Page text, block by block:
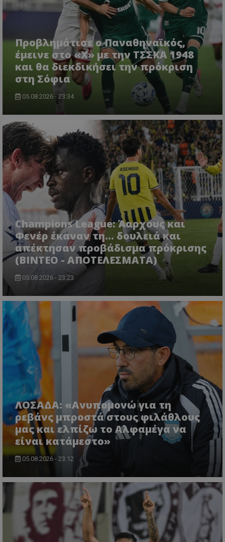
Προβλημάτισε ο Παναθηναϊκός,
έμεινε στο «Χ» με την ΤΣΣΚΑ 1948
και θα διεκδικήσει την πρόκριση
στη Σόφια
05.08.2026 - 23:34
Champions League: Άαρχους και
Φενέρ έκαναν τη... δουλειά και
απέκτησαν προβάδισμα πρόκρισης
(ΒΙΝΤΕΟ - ΑΠΟΤΕΛΕΣΜΑΤΑ)
05.08.2026 - 23:23
ΛΟΣΑΔΑ: «Ανυπομονώ για τη
ρεβάνς μπροστά στους φιλάθλους
μας και ελπίζω το Αλφαμέγα να
είναι κατάμεστο»
05.08.2026 - 23:12